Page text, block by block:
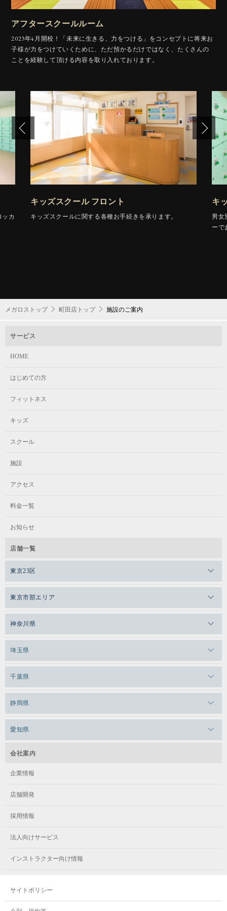
アフタースクールルーム
2023年4月開校！「未来に生きる、力をつける」をコンセプトに将来お
子様が力をつけていくために、 ただ預かるだけではなく、たくさんの
ことを経験して頂ける内容を取り入れております。
カ
キッズスクール フロント
キッズスクールに関する各種お手続きを承ります。
キ
男女
ーで
メガロストップ 町田店トップ 施設のご案内
サービス
HOME
はじめての方
フィットネス
キッズ
スクール
施設
アクセス
料金一覧
お知らせ
店舗一覧
東京23区
メガロスルフレ恵比寿
メガロス日比谷シャンテ
メガロス白金台
メガロス田端
メガロスキッズ錦糸町
メガロス葛飾
東京市部エリア
メガロス三鷹
メガロスルフレ三鷹
メガロス武蔵小金井
メガロスルフレ武蔵小金井
メガロス玉川学園テニススクール
神奈川県
メガロス上永谷
メガロスルフレ上永谷
メガロス神奈川
メガロス日吉
メガロス綱島
メガロスルフレ綱島
メガロス市ヶ尾
メガロス鷺沼
メガロスルフレ鷺沼
メガロス相模大野
メガロス大和
埼玉県
メガロスルフレ草加
千葉県
メガロス本八幡
静岡県
愛知県
メガロステラッセ納屋橋
メガロス千種
会社案内
企業情報
店舗開発
採用情報
法人向けサービス
インストラクター向け情報
サイトポリシー